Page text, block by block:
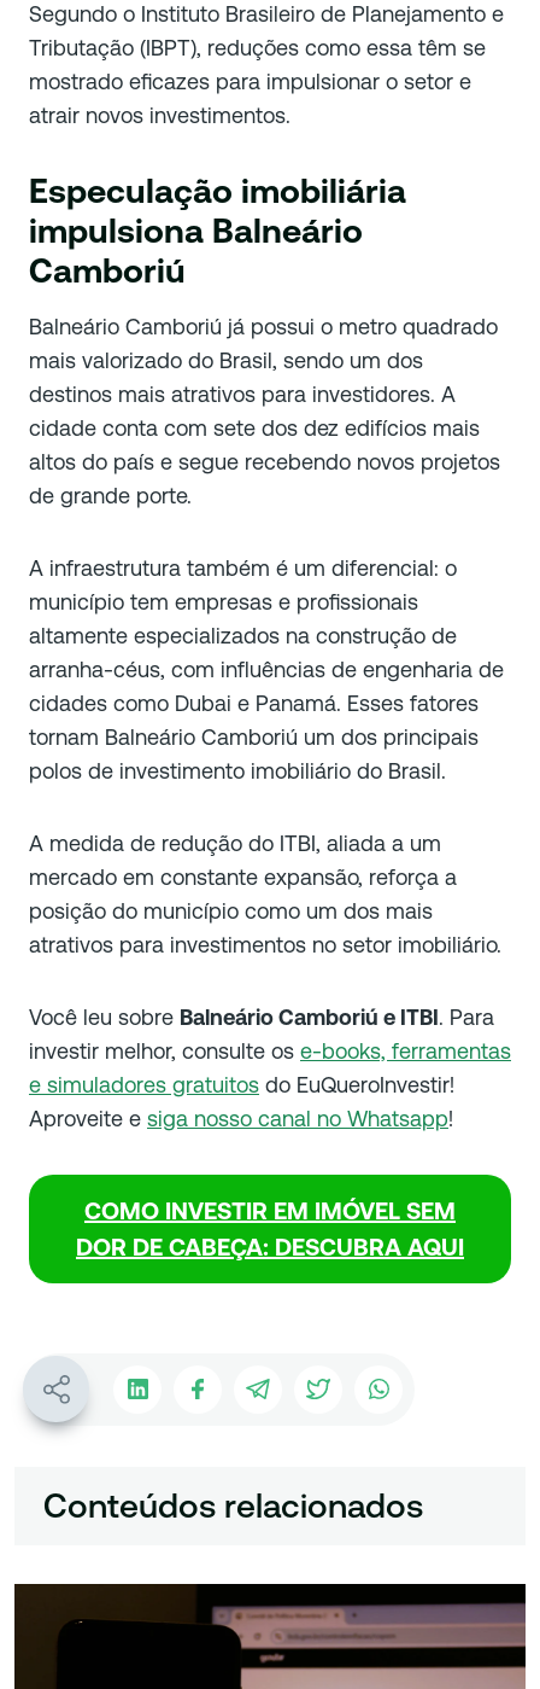
Segundo o Instituto Brasileiro de Planejamento e
Tributação (IBPT), reduções como essa têm se
mostrado eficazes para impulsionar o setor e
atrair novos investimentos.
Especulação imobiliária
impulsiona Balneário
Camboriú
Balneário Camboriú já possui o metro quadrado
mais valorizado do Brasil, sendo um dos
destinos mais atrativos para investidores. A
cidade conta com sete dos dez edifícios mais
altos do país e segue recebendo novos projetos
de grande porte.
A infraestrutura também é um diferencial: o
município tem empresas e profissionais
altamente especializados na construção de
arranha-céus, com influências de engenharia de
cidades como Dubai e Panamá. Esses fatores
tornam Balneário Camboriú um dos principais
polos de investimento imobiliário do Brasil.
A medida de redução do ITBI, aliada a um
mercado em constante expansão, reforça a
posição do município como um dos mais
atrativos para investimentos no setor imobiliário.
Você leu sobre Balneário Camboriú e ITBI. Para
investir melhor, consulte os e-books, ferramentas
e simuladores gratuitos do EuQueroInvestir!
Aproveite e siga nosso canal no Whatsapp!
COMO INVESTIR EM IMÓVEL SEM
DOR DE CABEÇA: DESCUBRA AQUI
Conteúdos relacionados